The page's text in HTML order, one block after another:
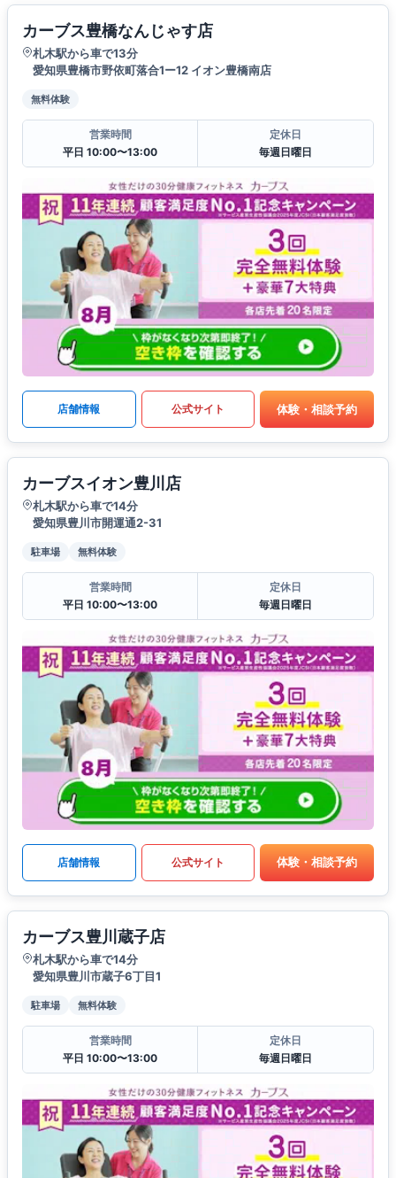
カーブス豊橋なんじゃす店
札木駅から車で13分
愛知県豊橋市野依町落合1ー12 イオン豊橋南店
無料体験
営業時間
平日 10:00〜13:00
定休日
毎週日曜日
店舗情報 公式サイト 体験・相談予約
カーブスイオン豊川店
札木駅から車で14分
愛知県豊川市開運通2-31
駐車場 無料体験
営業時間
平日 10:00〜13:00
定休日
毎週日曜日
店舗情報 公式サイト 体験・相談予約
カーブス豊川蔵子店
札木駅から車で14分
愛知県豊川市蔵子6丁目1
駐車場 無料体験
営業時間
平日 10:00〜13:00
定休日
毎週日曜日